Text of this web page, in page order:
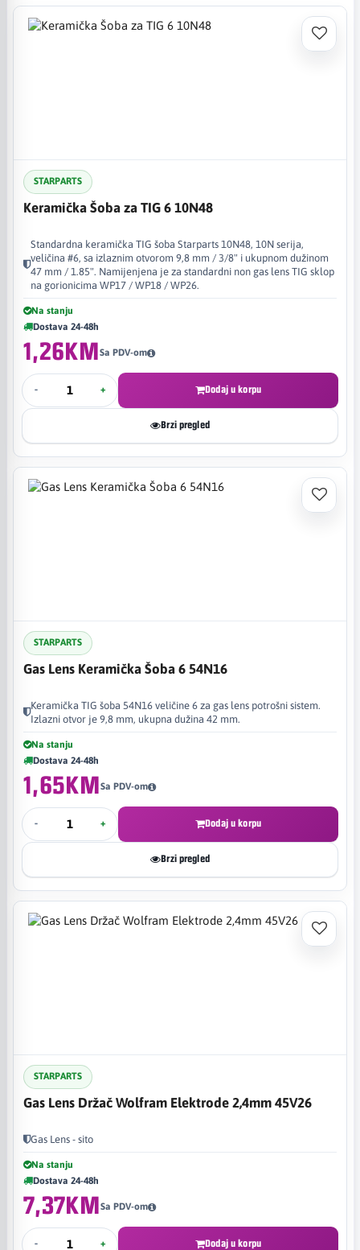
STARPARTS
Keramička Šoba za TIG 6 10N48
Standardna keramička TIG šoba Starparts 10N48, 10N serija,
veličina #6, sa izlaznim otvorom 9,8 mm / 3/8" i ukupnom dužinom
47 mm / 1.85". Namijenjena je za standardni non gas lens TIG sklop
na gorionicima WP17 / WP18 / WP26.
Na stanju
Dostava 24-48h
1,26KMSa PDV-om
- + Dodaj u korpu
Brzi pregled
STARPARTS
Gas Lens Keramička Šoba 6 54N16
Keramička TIG šoba 54N16 veličine 6 za gas lens potrošni sistem.
Izlazni otvor je 9,8 mm, ukupna dužina 42 mm.
Na stanju
Dostava 24-48h
1,65KMSa PDV-om
- + Dodaj u korpu
Brzi pregled
STARPARTS
Gas Lens Držač Wolfram Elektrode 2,4mm 45V26
Gas Lens - sito
Na stanju
Dostava 24-48h
7,37KMSa PDV-om
- + Dodaj u korpu